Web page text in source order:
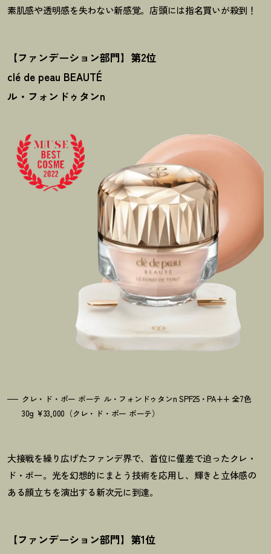
素肌感や透明感を失わない新感覚。店頭には指名買いが殺到 ！
【ファンデーション部門】第2位
clé de peau BEAUTÉ
ル・フォンドゥタンn
クレ・ド・ポー ボーテ ル・フォンドゥタンn SPF25・PA++ 全7色
30g ¥33,000（クレ・ド・ポー ボーテ）
大接戦を繰り広げたファンデ界で、首位に僅差で迫ったクレ・
ド・ポー。光を幻想的にまとう技術を応用し、輝きと立体感の
ある顔立ちを演出する新次元に到達。
【ファンデーション部門】第1位